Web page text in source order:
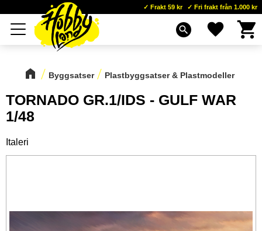
Meny
Frakt 59 kr Fri frakt från 1.000 kr
search Favoriter
Byggsatser Plastbyggsatser & Plastmodeller
TORNADO GR.1/IDS - GULF WAR
1/48
Italeri